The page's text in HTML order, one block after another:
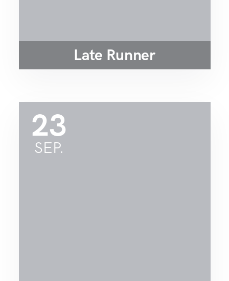
Late Runner
23
SEP.